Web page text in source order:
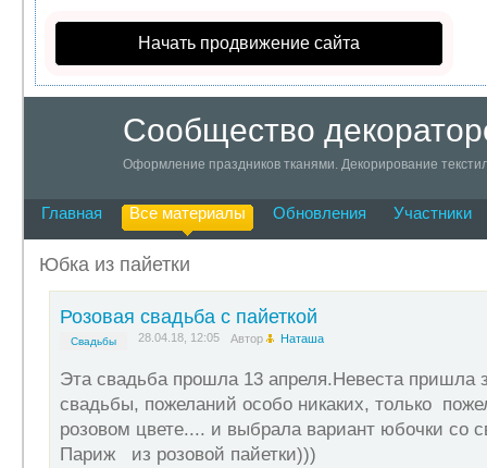
Начать продвижение сайта
Сообщество
Оформление праздников тканями. Декорирование
Главная Все материалы Обновления Участники
Юбка из пайетки
Розовая свадьба с пайеткой
Свадьбы 28.04.18, 12:05 Автор Наташа
Эта свадьба прошла 13 апреля.Невеста пришла
свадьбы, пожеланий особо никаких, только
розовом цвете.... и выбрала вариант юбочки со
Париж из розовой пайетки)))